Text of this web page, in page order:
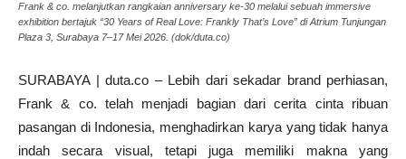
Frank & co. melanjutkan rangkaian anniversary ke-30 melalui sebuah immersive
exhibition bertajuk “30 Years of Real Love: Frankly That’s Love” di Atrium Tunjungan
Plaza 3, Surabaya 7–17 Mei 2026. (dok/duta.co)
SURABAYA | duta.co – Lebih dari sekadar brand perhiasan,
Frank & co. telah menjadi bagian dari cerita cinta ribuan
pasangan di Indonesia, menghadirkan karya yang tidak hanya
indah secara visual, tetapi juga memiliki makna yang